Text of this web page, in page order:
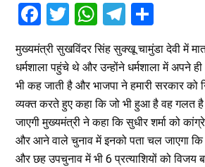
F
a
ce
b
o
o
k
T
wi
tt
er
W
h
at
s
A
p
p
T
e
gr
a
m
h
ar
e
मुख्यमंत्री सुखविंदर सिंह सुक्खू चामुंडा देवी में
धर्मशाला पहुंचे थे और उन्होंने धर्मशाला में अपने
भी कह जाती है और भाजपा ने हमारी सरकार को
व्यक्त करते हुए कहा कि जो भी हुआ है वह गलत है।
जाएगी मुख्यमंत्री ने कहा कि सुधीर शर्मा को
और आने वाले चुनाव में इनको पता चल जाएगा
और छह उपचुनाव में भी 6 प्रत्याशियों को विजय